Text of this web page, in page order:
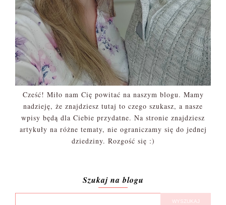
Cześć! Miło nam Cię powitać na naszym blogu. Mamy
nadzieję, że znajdziesz tutaj to czego szukasz, a nasze
wpisy będą dla Ciebie przydatne. Na stronie znajdziesz
artykuły na różne tematy, nie ograniczamy się do jednej
dziedziny. Rozgość się :)
Szukaj na blogu